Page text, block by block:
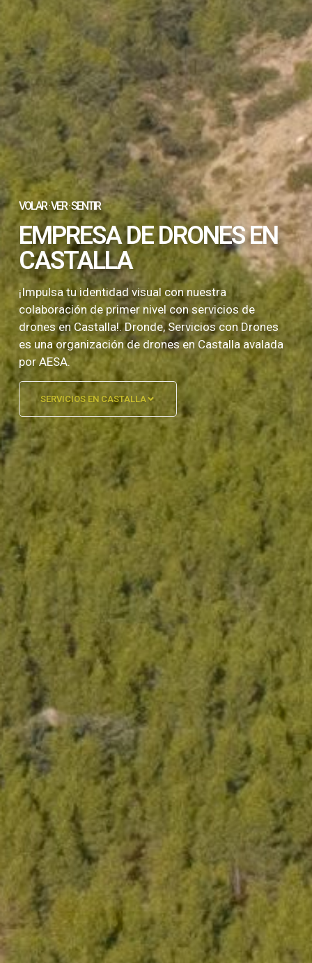
VOLAR · VER · SENTIR
EMPRESA DE DRONES EN
CASTALLA
¡Impulsa tu identidad visual con nuestra
colaboración de primer nivel con servicios de
drones en Castalla!. Dronde, Servicios con Drones
es una organización de drones en Castalla avalada
por AESA.
SERVICIOS EN CASTALLA